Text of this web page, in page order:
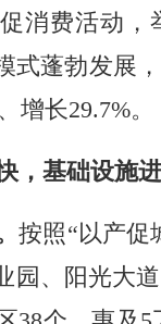
消费活动，
式蓬勃发展
增长29.7%。
，基础设施
按照“以产促
园、阳光大